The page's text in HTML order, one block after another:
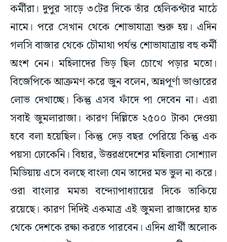
কর্মীরা। দুপুর সাড়ে ৩টের দিকে তাঁর হেলিকপ্টার মাঠে
নামে। পরে সেখান থেকে শোভাযাত্রা শুরু হয়। এদিন
গলসি বাজার থেকে চৌমাথা পর্যন্ত শোভাযাত্রায় বহু কর্মী
অংশ নেন। মহিলাদের ভিড় ছিল চোখে পড়ার মতো।
বিজেপিকে আক্রমণ করে জুন বলেন, অন্নপূর্ণা ভাণ্ডারের
লোভ দেখাচ্ছে। কিন্তু এসব ফাঁদে পা দেবেন না। এরা
সবাই জুমলারাজা। কারণ দিল্লিতে ২৫০০ টাকা দেওয়া
হবে বলা হয়েছিল। কিন্তু দেড় বছর পেরিয়ে কিন্তু এক
পয়সা ঢোকেনি। বিহার, উত্তরপ্রদেশের মহিলারা সোশ্যাল
মিডিয়ায় এসে বলছে বাংলা যেন তাদের মত ভুল না করে।
ওরা বাংলার মমতা বন্দ্যোপাধ্যায়ের দিকে তাকিয়ে
রয়েছে। কারণ দিদিই একমাত্র এই জুমলা রাজাদের হাত
থেকে দেশকে রক্ষা করতে পারবেন। এদিন প্রার্থী অলোক